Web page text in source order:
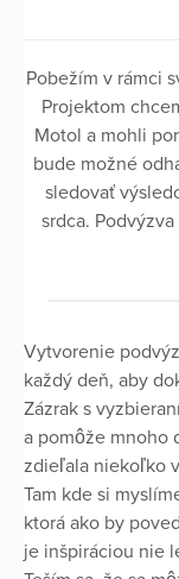
Pobežím v rámci
Projektom
Motol a mohli
bude možné
sledovať
srdca.
Vytvorenie
každý deň, aby
Zázrak s
a pomôže mnoho
zdieľala niekoľko
Tam kde si
ktorá ako by
je inšpiráciou nie